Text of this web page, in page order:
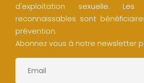
d'exploitation sexuelle. Les
reconnaissables sont
prévention.
Abonnez vous à notre newsletter